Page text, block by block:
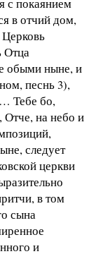
в отчий дом,
Церковь
Отца
обыми ныне, и
песнь 3),
Тебе бо,
Отче, на небо и
следует
церкви
в том
сына
и